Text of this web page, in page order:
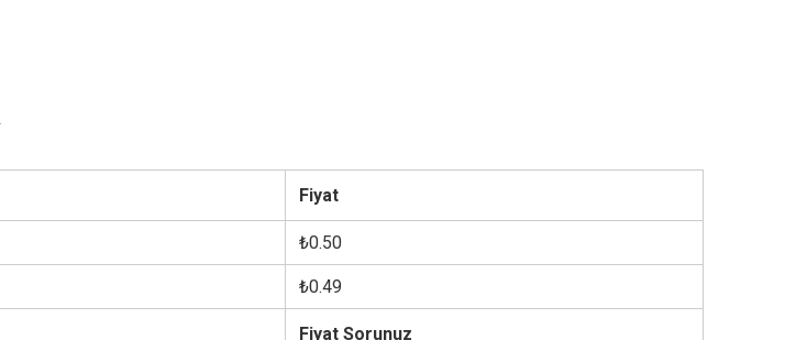
Fiyat
₺0.50
₺0.49
Fiyat Sorunuz